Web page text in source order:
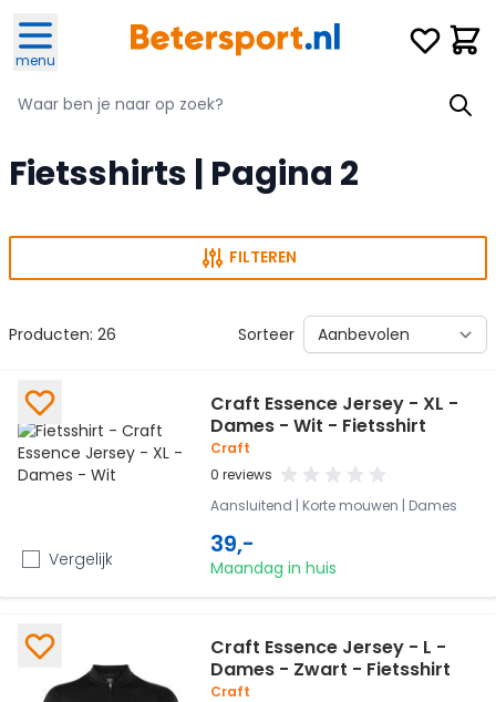
menu
Zoeken
Verlanglijst
FILTEREN
Fietsshirts | Pagina 2
Producten: 26 Sorteer
0 reviews
Craft Essence Jersey - XL -
Dames - Wit - Fietsshirt
Craft
Aansluitend | Korte mouwen | Dames
39,-
Maandag in huis
Vergelijk
Craft Essence Jersey - L -
Dames - Zwart - Fietsshirt
Craft